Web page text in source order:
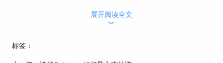
展开阅读全文
︾
标签：